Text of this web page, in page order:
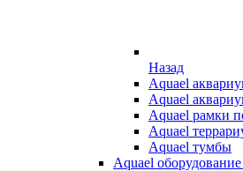
Назад
Aquael
Aquael
Aquael рамки
Aquael
Aquael тумбы
Aquael